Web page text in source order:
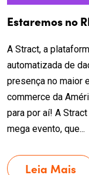
Estaremos no
A Stract, a
automatizada de
presença no maior
commerce da
para por aí! A
mega evento, que...
Leia Mais